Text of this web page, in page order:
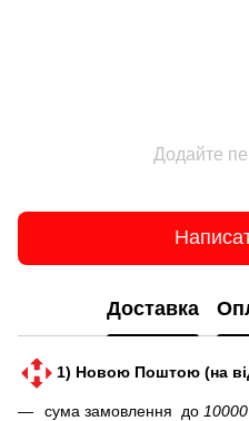
Додайте
Доставка
1) Новою Поштою (на
сума замовлення до 10000